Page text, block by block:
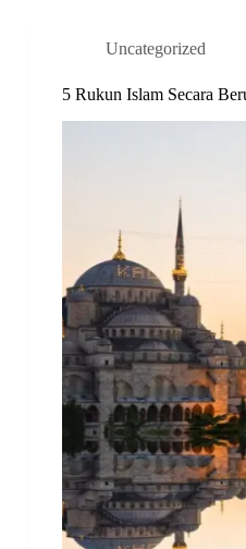
Uncategorized
5 Rukun Islam Secara